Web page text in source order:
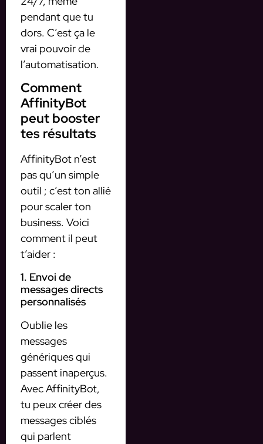
pendant que tu
dors. C’est ça le
vrai pouvoir de
l’automatisation.
Comment
AffinityBot
peut booster
tes résultats
AffinityBot n’est
pas qu’un simple
outil ; c’est ton allié
pour scaler ton
business. Voici
comment il peut
t’aider :
1. Envoi de
messages directs
personnalisés
Oublie les
messages
génériques qui
passent inaperçus.
Avec AffinityBot,
tu peux créer des
messages ciblés
qui parlent